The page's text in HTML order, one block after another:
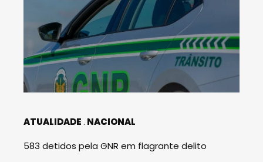
ATUALIDADE NACIONAL
583 detidos pela GNR em flagrante delito